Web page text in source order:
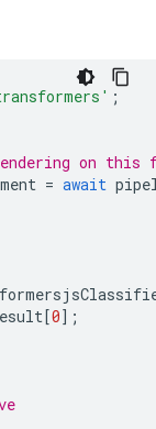
;
on this
= await
[0];